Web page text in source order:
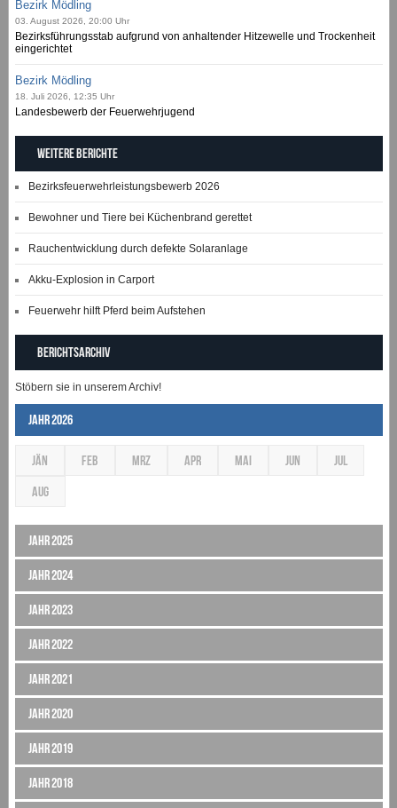
Bezirk Mödling
03. August 2026, 20:00 Uhr
Bezirksführungsstab aufgrund von anhaltender Hitzewelle und Trockenheit
eingerichtet
Bezirk Mödling
18. Juli 2026, 12:35 Uhr
Landesbewerb der Feuerwehrjugend
Weitere Berichte
Bezirksfeuerwehrleistungsbewerb 2026
Bewohner und Tiere bei Küchenbrand gerettet
Rauchentwicklung durch defekte Solaranlage
Akku-Explosion in Carport
Feuerwehr hilft Pferd beim Aufstehen
Berichtsarchiv
Stöbern sie in unserem Archiv!
Jahr 2026
JÄN FEB MRZ APR MAI JUN JUL
AUG
Jahr 2025
Jahr 2024
Jahr 2023
Jahr 2022
Jahr 2021
Jahr 2020
Jahr 2019
Jahr 2018